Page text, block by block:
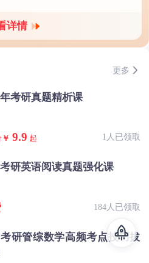
详情
更多
考研真题精析课
￥ 9.9 起 1人已领取
研英语阅读真题强化课
184人已领取
研管综数学高频考点技巧拔